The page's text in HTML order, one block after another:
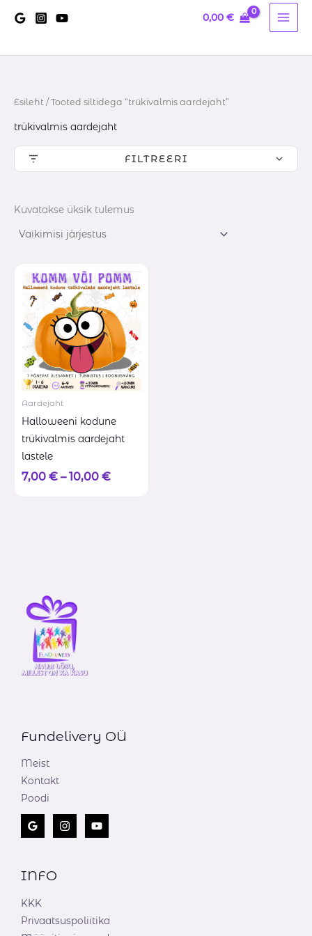
0,00€
Esileht / Tooted siltidega “trükivalmis aardejaht”
trükivalmis aardejaht
FILTREERI
Kuvatakse üksik tulemus
Aardejaht
Halloweeni kodune
trükivalmis aardejaht
lastele
7,00 € – 10,00 €
Hinnavahemik:
7,00 €
kuni
10,00 €
Fundelivery OÜ
Meist
Kontakt
Poodi
INFO
KKK
Privaatsuspoliitika